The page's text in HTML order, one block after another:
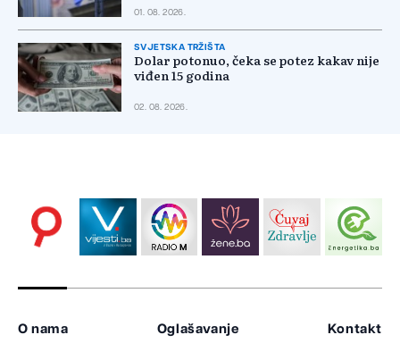
01. 08. 2026.
SVJETSKA TRŽIŠTA
Dolar potonuo, čeka se potez kakav nije
viđen 15 godina
02. 08. 2026.
O nama Oglašavanje Kontakt